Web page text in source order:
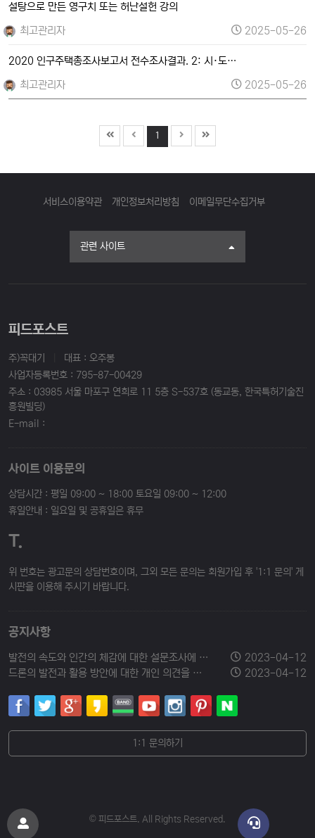
설탕으로 만든 영구치 또는 허난설헌 강의
최고관리자
2025-05-26
2020 인구주택총조사보고서 전수조사결과. 2: 시·도…
최고관리자
2025-05-26
1
서비스이용약관 개인정보처리방침 이메일무단수집거부
관련 사이트
피드포스트
주)꼭대기
대표 : 오주봉
사업자등록번호 : 795-87-00429
주소 : 03985 서울 마포구 연희로 11 5층 S-537호 (동교동, 한국특허기술진
흥원빌딩)
E-mail :
사이트 이용문의
상담시간 : 평일 09:00 ~ 18:00 토요일 09:00 ~ 12:00
휴일안내 : 일요일 및 공휴일은 휴무
T.
위 번호는 광고문의 상담번호이며, 그외 모든 문의는 회원가입 후 '1:1 문의' 게
시판을 이용해 주시기 바랍니다.
공지사항
발전의 속도와 인간의 체감에 대한 설문조사에 참여해 주세요.
2023-04-12
드론의 발전과 활용 방안에 대한 개인 의견을 남겨주세요.
2023-04-12
1:1 문의하기
© 피드포스트. All Rights Reserved.